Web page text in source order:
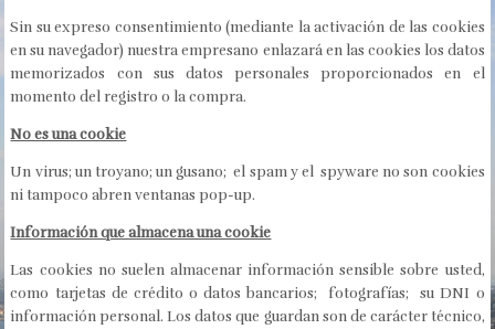
Sin su expreso consentimiento (mediante la activación de las cookies
en su navegador) nuestra empresano enlazará en las cookies los datos
memorizados con sus datos personales proporcionados en el
momento del registro o la compra.
No es una cookie
Un virus; un troyano; un gusano; el spam y el spyware no son cookies
ni tampoco abren ventanas pop-up.
Información que almacena una cookie
Las cookies no suelen almacenar información sensible sobre usted,
como tarjetas de crédito o datos bancarios; fotografías; su DNI o
información personal. Los datos que guardan son de carácter técnico,